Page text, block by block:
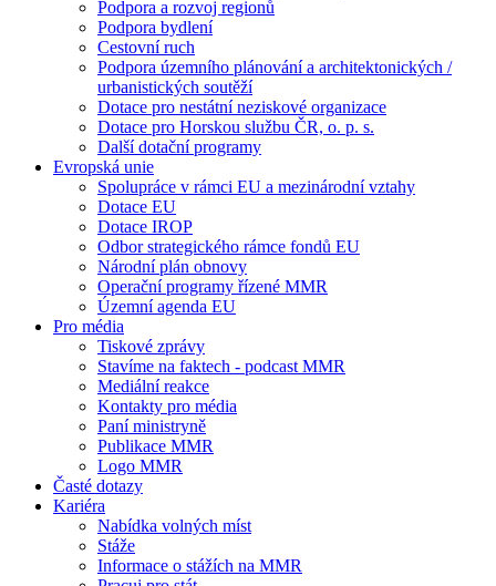
Podpora a rozvoj regionů
Podpora bydlení
Cestovní ruch
Podpora územního plánování a architektonických /
urbanistických soutěží
Dotace pro nestátní neziskové organizace
Dotace pro Horskou službu ČR, o. p. s.
Další dotační programy
Evropská unie
Spolupráce v rámci EU a mezinárodní vztahy
Dotace EU
Dotace IROP
Odbor strategického rámce fondů EU
Národní plán obnovy
Operační programy řízené MMR
Územní agenda EU
Pro média
Tiskové zprávy
Stavíme na faktech - podcast MMR
Mediální reakce
Kontakty pro média
Paní ministryně
Publikace MMR
Logo MMR
Časté dotazy
Kariéra
Nabídka volných míst
Stáže
Informace o stážích na MMR